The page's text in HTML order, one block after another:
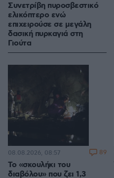
Συνετρίβη πυροσβεστικό
ελικόπτερο ενώ
επιχειρούσε σε μεγάλη
δασική πυρκαγιά στη
Γιούτα
Το «σκουλήκι του
διαβόλου» που ζει 1,3
08.08.2026, 08:57 89